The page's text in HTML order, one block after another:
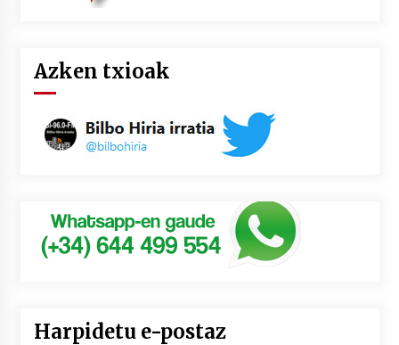
Azken txioak
Harpidetu e-postaz